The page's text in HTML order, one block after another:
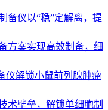
备仪以“稳”定解离，提
方案实现高效制备，细
仪解锁小鼠前列腺肿瘤
术壁垒，解锁单细胞制